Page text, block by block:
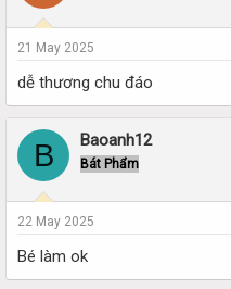
21 May 2025
dễ thương chu đáo
B Baoanh12
Bát Phẩm
22 May 2025
Bé làm ok